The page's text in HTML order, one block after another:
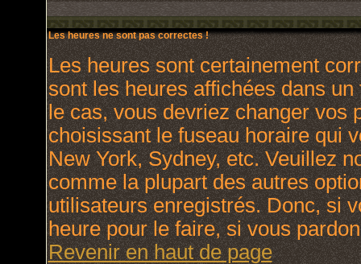
Les heures ne sont pas correctes !
Les heures sont certainement
sont les heures affichées dans
le cas, vous devriez changer vos
choisissant le fuseau horaire qui
New York, Sydney, etc. Veuillez
comme la plupart des autres
utilisateurs enregistrés. Donc, si
heure pour le faire, si vous
Revenir en haut de page